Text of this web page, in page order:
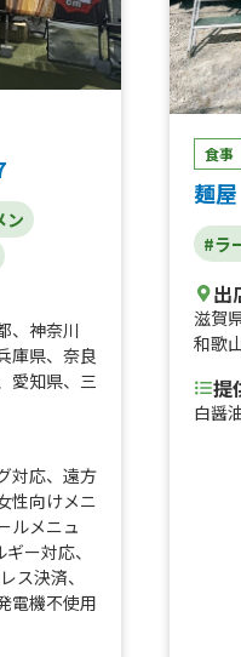
ン
、 神奈川
庫県、 奈良
愛知県、 三
対応、 遠方
性向けメニ
ルメニュ
ギー対応、
ス決済、
電機不使用
食事
麺
#ラ
出
滋賀
和歌
提
白醤